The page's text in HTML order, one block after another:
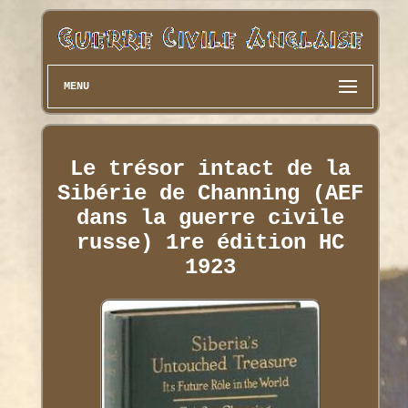
MENU
Le trésor intact de la
Sibérie de Channing (AEF
dans la guerre civile
russe) 1re édition HC
1923